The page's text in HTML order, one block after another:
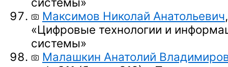
Максимов Николай Анатольевич
«Цифровые технологии и
системы»
Малашкин Анатолий